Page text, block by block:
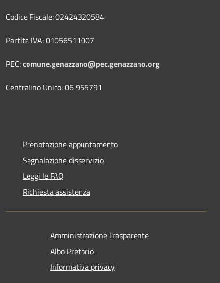
Codice Fiscale: 02424320584
Partita IVA: 01056511007
PEC:comune.genazzano@pec.genazzano.org
Centralino Unico: 06 955791
Prenotazione appuntamento
Segnalazione disservizio
Leggi le FAQ
Richiesta assistenza
Amministrazione Trasparente
Albo Pretorio
Informativa privacy